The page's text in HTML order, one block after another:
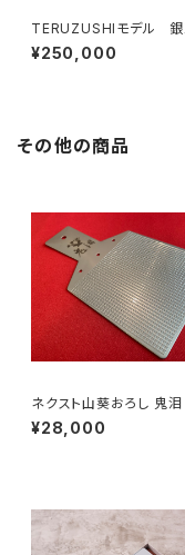
TERUZUSHIモデル
檀柄 先丸 390
¥250,000
その他の商品
ネクスト山葵おろし 鬼
¥28,000